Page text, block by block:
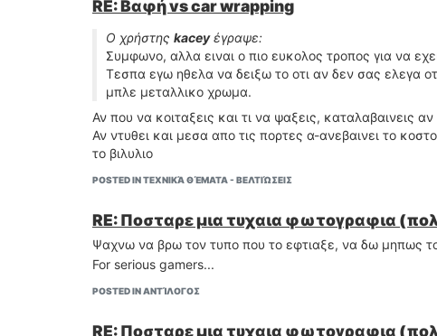
Γιατι ειναι αρκετα δυσκολη εργασια και θελει
Μην ακουτε τιποτα!Ενας φιλος μου το εχει ντυσει το
γινει καλη δουλεια δεν υπαρχει κανενα προβλημα!Ολα
Μην ακουτε αυτον που τα τοποθετει, αλλα τον φιλο
ειχε παει φανταρος με τον Πετρο, που εχει αναξει το
Αν ντυθει και μεσα απο τις πορτες
α-ανεβαινει το κοστος
β-σε δυο με τρεις μηνες, η ΜΕΡΙΑ ΤΟΥ ΣΥΝΟΔΗΓΟΥ απο
RE: Βαφή vs car wrapping
Ο χρήστης kaceyέγραψε:
Συμφωνο, αλλα ειναι ο πιο ευκολος τροπος για να
Τεσπα εγω ηθελα να δειξω το οτι αν δεν σας ελεγα
μπλε μεταλλικο χρωμα.
Αν που να κοιταξεις και τι να ψαξεις, καταλαβαινεις
Αν ντυθει και μεσα απο τις πορτες α-ανεβαινει το
το βιλυλιο
POSTED IN ΤΕΧΝΙΚΆ ΘΈΜΑΤΑ - ΒΕΛΤΙΏΣΕΙΣ
RE: Ποσταρε μια τυχαια φωτογραφια
Ψαχνω να βρω τον τυπο που το εφτιαξε, να δω μηπως
For serious gamers...
POSTED IN ΑΝΤΊΛΟΓΟΣ
RE: Ποσταρε μια τυχαια φωτογραφια